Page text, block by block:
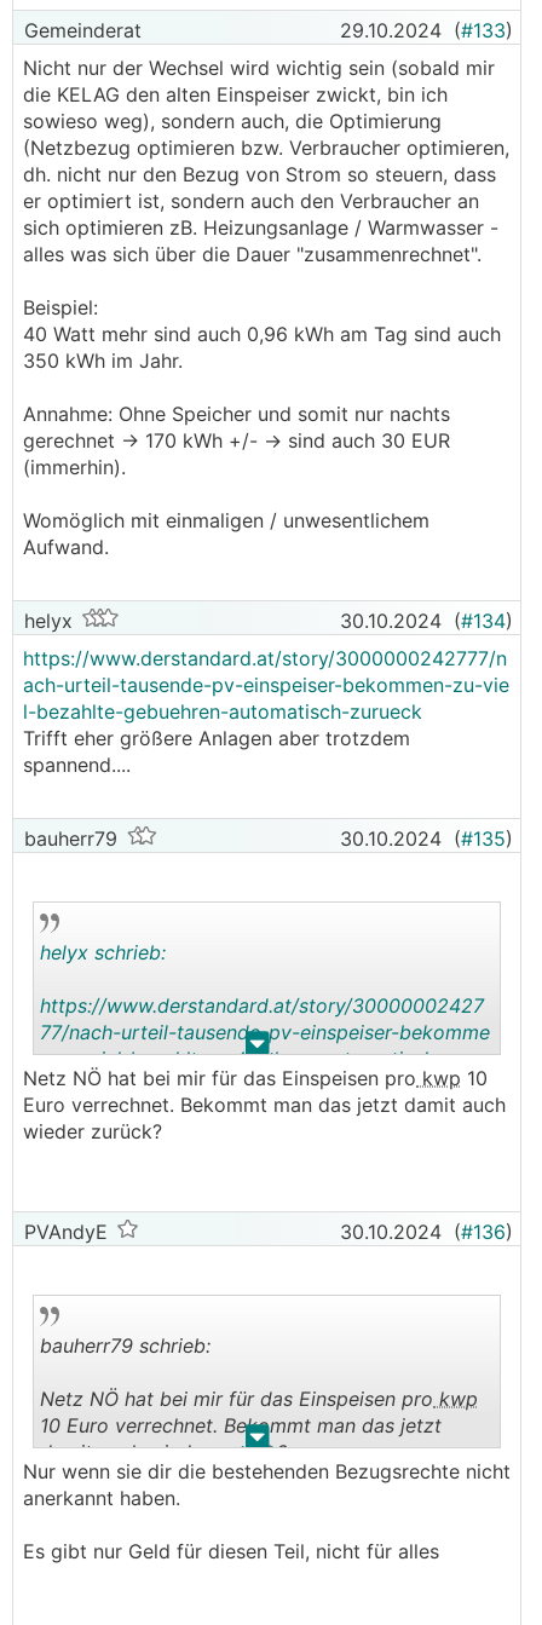
Gemeinderat 29.10.2024 (#133)
Nicht nur der Wechsel wird wichtig sein (sobald mir
die KELAG den alten Einspeiser zwickt, bin ich
sowieso weg), sondern auch, die Optimierung
(Netzbezug optimieren bzw. Verbraucher optimieren,
dh. nicht nur den Bezug von Strom so steuern, dass
er optimiert ist, sondern auch den Verbraucher an
sich optimieren zB. Heizungsanlage / Warmwasser -
alles was sich über die Dauer "zusammenrechnet".
Beispiel:
40 Watt mehr sind auch 0,96 kWh am Tag sind auch
350 kWh im Jahr.
Annahme: Ohne Speicher und somit nur nachts
gerechnet -> 170 kWh +/- -> sind auch 30 EUR
(immerhin).
Womöglich mit einmaligen / unwesentlichem
Aufwand.
helyx 30.10.2024 (#134)
https://www.derstandard.at/story/3000000242777/n
ach-urteil-tausende-pv-einspeiser-bekommen-zu-vie
l-bezahlte-gebuehren-automatisch-zurueck
Trifft eher größere Anlagen aber trotzdem
spannend....
bauherr79 30.10.2024 (#135)
. .
helyx schrieb:
https://www.derstandard.at/story/30000002427
77/nach-urteil-tausende-pv-einspeiser-bekomme
n-zu-viel-bezahlte-gebuehren-automatisch-zurue
ck
Trifft eher größere Anlagen aber trotzdem
spannend....
Netz NÖ hat bei mir für das Einspeisen pro kwp 10
Euro verrechnet. Bekommt man das jetzt damit auch
wieder zurück?
PVAndyE 30.10.2024 (#136)
. .
bauherr79 schrieb:
Netz NÖ hat bei mir für das Einspeisen pro kwp
10 Euro verrechnet. Bekommt man das jetzt
damit auch wieder zurück?
Nur wenn sie dir die bestehenden Bezugsrechte nicht
anerkannt haben.
Es gibt nur Geld für diesen Teil, nicht für alles